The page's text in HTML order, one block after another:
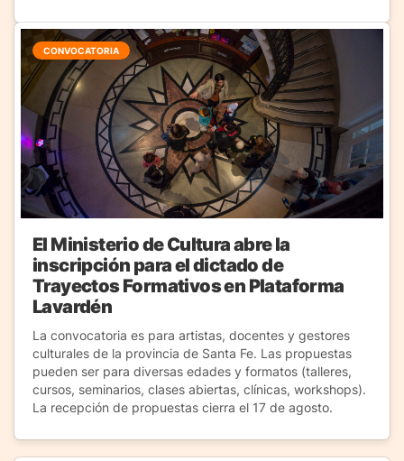
CONVOCATORIA
El Ministerio de Cultura abre la
inscripción para el dictado de
Trayectos Formativos en Plataforma
Lavardén
La convocatoria es para artistas, docentes y gestores
culturales de la provincia de Santa Fe. Las propuestas
pueden ser para diversas edades y formatos (talleres,
cursos, seminarios, clases abiertas, clínicas, workshops).
La recepción de propuestas cierra el 17 de agosto.